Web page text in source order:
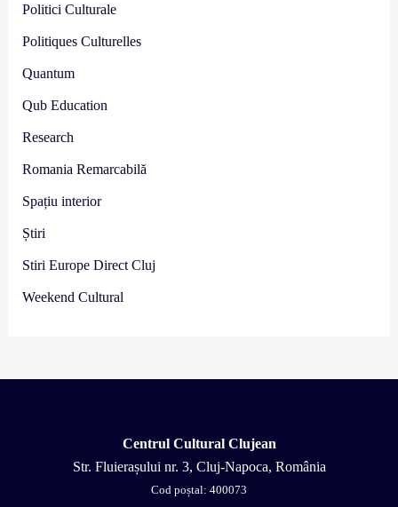
Politici Culturale
Politiques Culturelles
Quantum
Qub Education
Research
Romania Remarcabilă
Spațiu interior
Știri
Stiri Europe Direct Cluj
Weekend Cultural
Centrul Cultural Clujean
Str. Fluierașului nr. 3, Cluj-Napoca, România
Cod poștal: 400073